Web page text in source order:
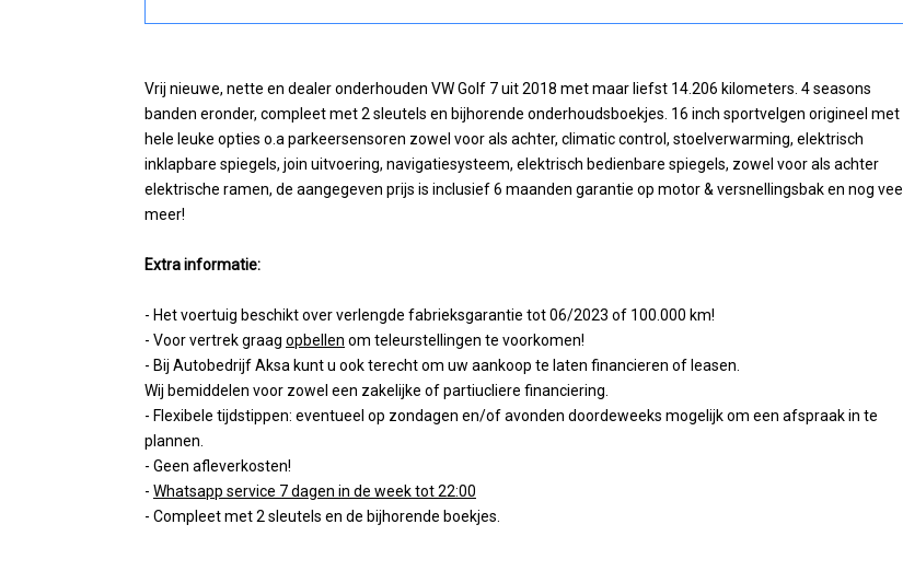
Vrij nieuwe, nette en dealer onderhouden VW Golf 7 uit 2018 met maar liefst 14.206 kilometers. 4 seasons
banden eronder, compleet met 2 sleutels en bijhorende onderhoudsboekjes. 16 inch sportvelgen origineel met
hele leuke opties o.a parkeersensoren zowel voor als achter, climatic control, stoelverwarming, elektrisch
inklapbare spiegels, join uitvoering, navigatiesysteem, elektrisch bedienbare spiegels, zowel voor als achter
elektrische ramen, de aangegeven prijs is inclusief 6 maanden garantie op motor & versnellingsbak en nog veel
meer!
Extra informatie:
- Het voertuig beschikt over verlengde fabrieksgarantie tot 06/2023 of 100.000 km!
- Voor vertrek graag opbellen om teleurstellingen te voorkomen!
- Bij Autobedrijf Aksa kunt u ook terecht om uw aankoop te laten financieren of leasen.
Wij bemiddelen voor zowel een zakelijke of partiucliere financiering.
- Flexibele tijdstippen: eventueel op zondagen en/of avonden doordeweeks mogelijk om een afspraak in te
plannen.
- Geen afleverkosten!
- Whatsapp service 7 dagen in de week tot 22:00
- Compleet met 2 sleutels en de bijhorende boekjes.